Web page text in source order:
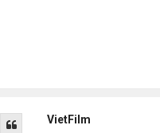
VietFilm